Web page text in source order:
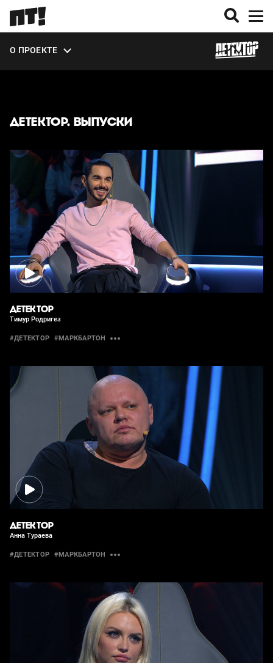
О ПРОЕКТЕ
ВЫПУСКИ
ДЕТЕКТОР. ВЫПУСКИ
ДЕТЕКТОР
Тимур Родригез
#ДЕТЕКТОР #МАРКБАРТОН
ДЕТЕКТОР
Анна Тураева
#ДЕТЕКТОР #МАРКБАРТОН